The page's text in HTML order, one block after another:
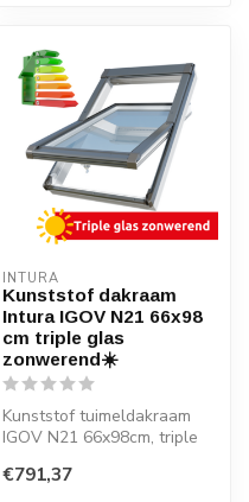
INTURA
Kunststof dakraam
Intura IGOV N21 66x98
cm triple glas
zonwerend☀️
Kunststof tuimeldakraam
IGOV N21 66x98cm, triple
W/m2...
€791,37